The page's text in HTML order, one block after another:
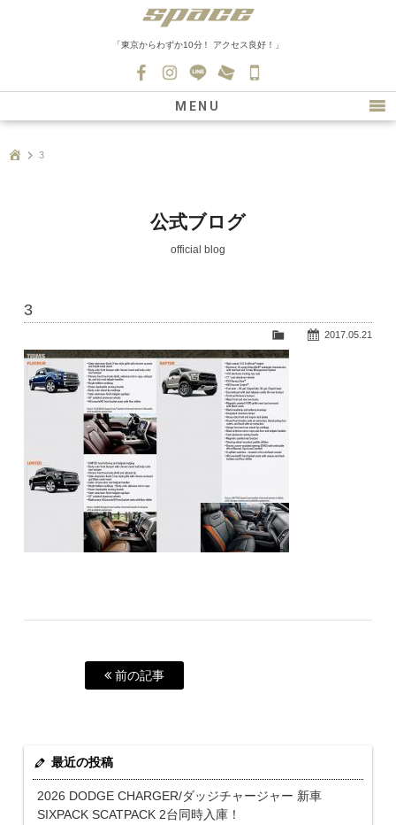
「東京からわずか10分！ アクセス良好！」
0139
MENU
新車情報
在庫車情報
会社紹介
スタッフ募集
3
公式ブログ
official blog
3
2017.05.21
前の記事
最近の投稿
2026 DODGE CHARGER/ダッジチャージャー 新車
SIXPACK SCATPACK 2台同時入庫！